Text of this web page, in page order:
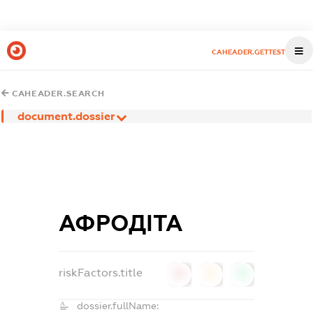
CAHEADER.GETTEST
CAHEADER.SEARCH
document.dossier
АФРОДІТА
riskFactors.title
dossier.fullName: